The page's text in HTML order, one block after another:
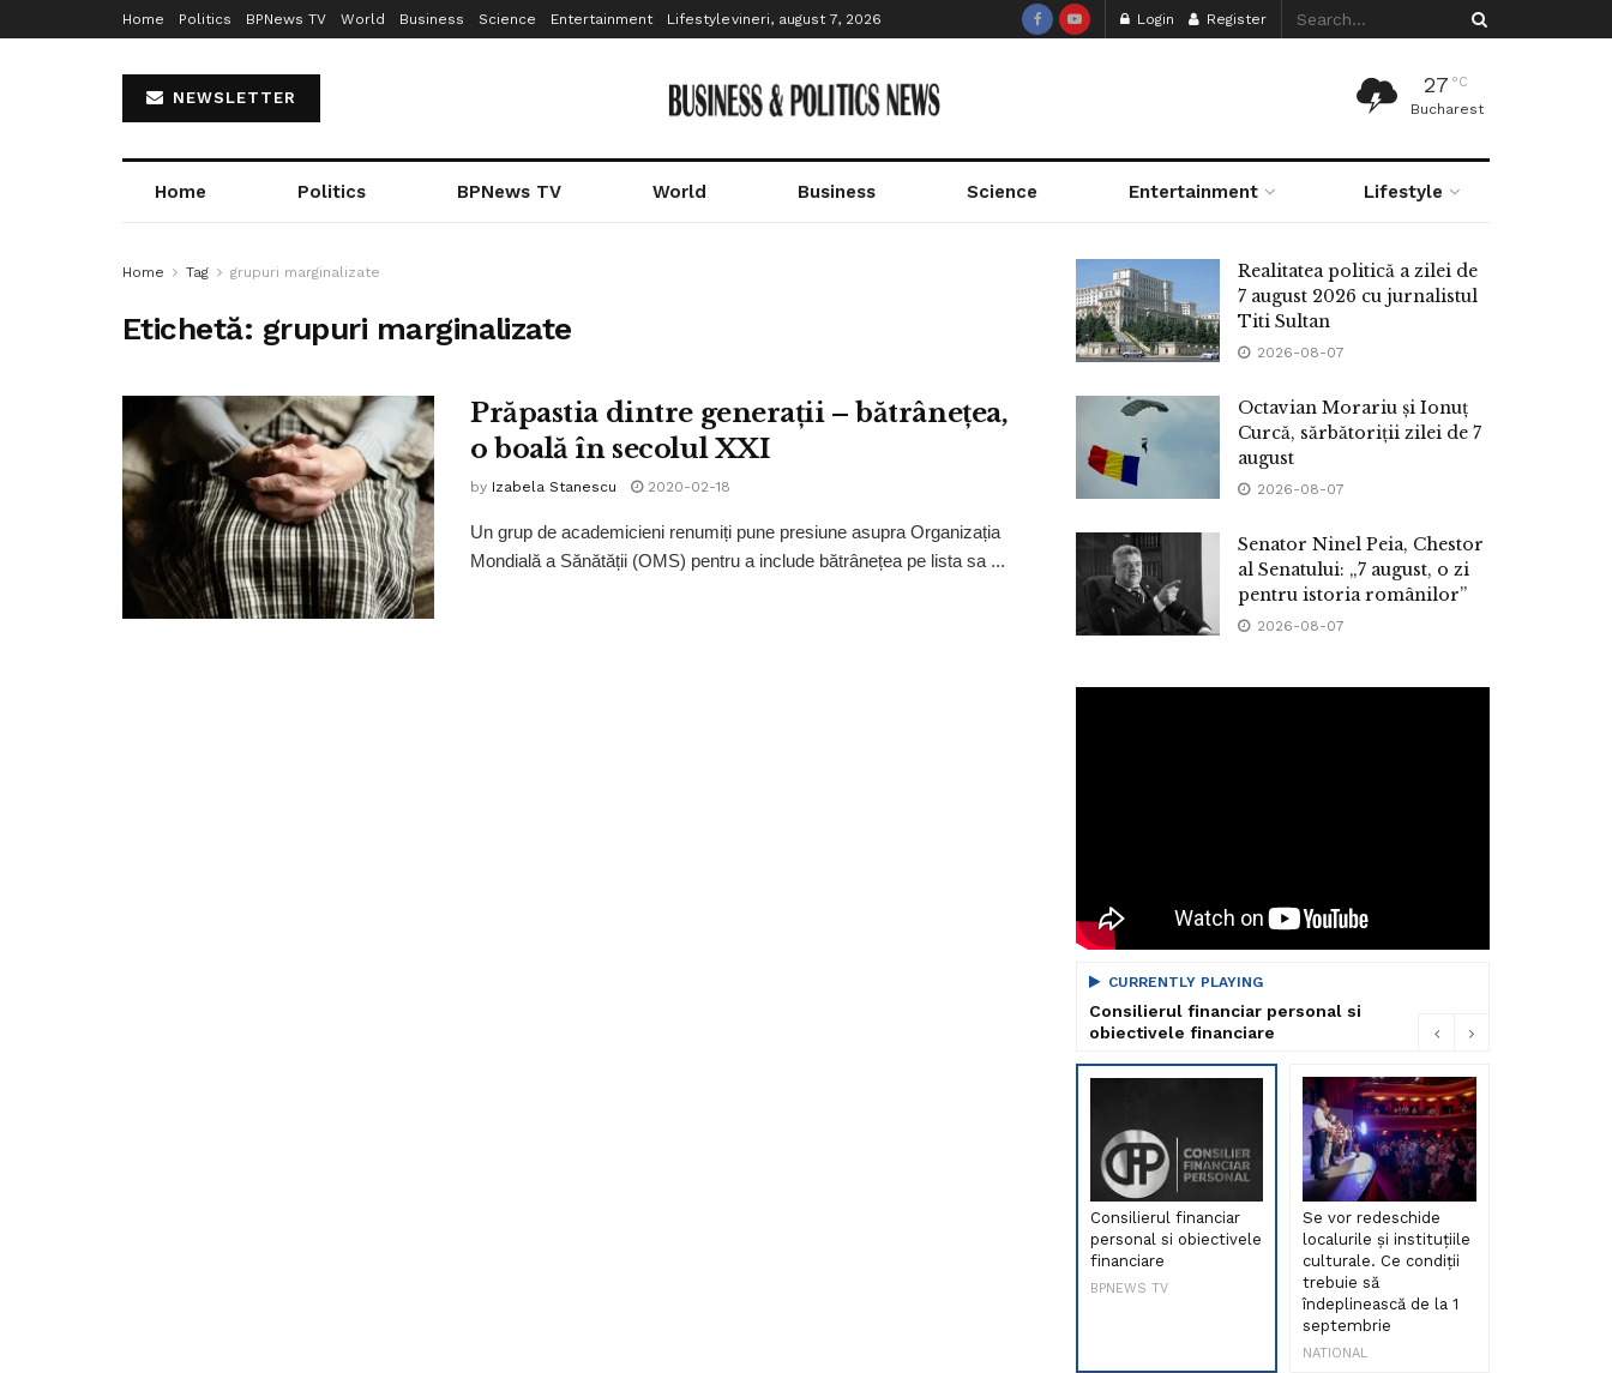
Home Politics BPNews TV World Business Science Entertainment Lifestylevineri, august 7, 2026 Login Register
NEWSLETTER
27 °C
Bucharest
Home Politics BPNews TV World Business Science Entertainment Lifestyle
Home Tag grupuri marginalizate
Etichetă: grupuri marginalizate
Prăpastia dintre generații – bătrânețea,
o boală în secolul XXI
by Izabela Stanescu 2020-02-18
Un grup de academicieni renumiți pune presiune asupra Organizația
Mondială a Sănătății (OMS) pentru a include bătrânețea pe lista sa ...
Realitatea politică a zilei de
7 august 2026 cu jurnalistul
Titi Sultan
2026-08-07
Octavian Morariu și Ionuț
Curcă, sărbătoriții zilei de 7
august
2026-08-07
Senator Ninel Peia, Chestor
al Senatului: „7 august, o zi
pentru istoria românilor”
2026-08-07
CURRENTLY PLAYING
Consilierul financiar personal si
obiectivele financiare
Consilierul financiar
personal si obiectivele
financiare
BPNEWS TV
Se vor redeschide
localurile și instituțiile
culturale. Ce condiții
trebuie să
îndeplinească de la 1
septembrie
NATIONAL